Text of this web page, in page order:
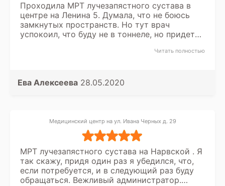
Проходила МРТ лучезапястного сустава в
центре на Ленина 5. Думала, что не боюсь
замкнутых пространств. Но тут врач
успокоил, что буду не в тоннеле, но придется
Спасибо на этом, так как в другом центре
Читать полностью
Ева Алексеева 28.05.2020
Медицинский центр на ул. Ивана Черных д. 29
МРТ лучезапястного сустава на Нарвской . Я
так скажу, придя один раз я убедился, что,
если потребуется, и в следующий раз буду
обращаться. Вежливый администратор.